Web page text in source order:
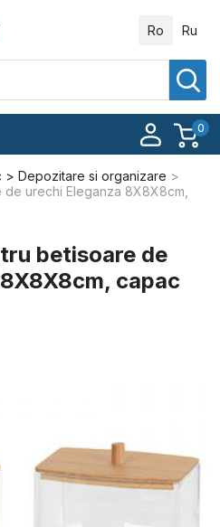
Ro Ru
0
Depozitare si organizare
urechi Eleganza 8X8X8cm,
betisoare de
capac